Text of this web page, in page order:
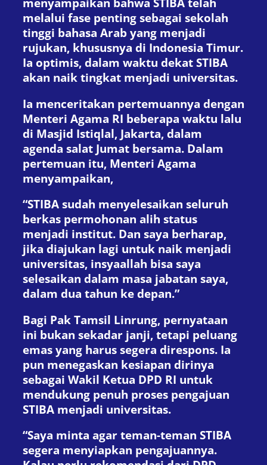
melalui fase penting sebagai sekolah
tinggi bahasa Arab yang menjadi
rujukan, khususnya di Indonesia Timur.
Ia optimis, dalam waktu dekat STIBA
akan naik tingkat menjadi universitas.
Ia menceritakan pertemuannya dengan
Menteri Agama RI beberapa waktu lalu
di Masjid Istiqlal, Jakarta, dalam
agenda salat Jumat bersama. Dalam
pertemuan itu, Menteri Agama
menyampaikan,
“STIBA sudah menyelesaikan seluruh
berkas permohonan alih status
menjadi institut. Dan saya berharap,
jika diajukan lagi untuk naik menjadi
universitas, insyaallah bisa saya
selesaikan dalam masa jabatan saya,
dalam dua tahun ke depan.”
Bagi Pak Tamsil Linrung, pernyataan
ini bukan sekadar janji, tetapi peluang
emas yang harus segera direspons. Ia
pun menegaskan kesiapan dirinya
sebagai Wakil Ketua DPD RI untuk
mendukung penuh proses pengajuan
STIBA menjadi universitas.
“Saya minta agar teman-teman STIBA
segera menyiapkan pengajuannya.